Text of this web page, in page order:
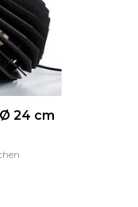
24 cm